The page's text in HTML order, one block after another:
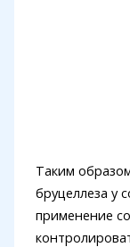
Таким
бруцеллеза у
применение